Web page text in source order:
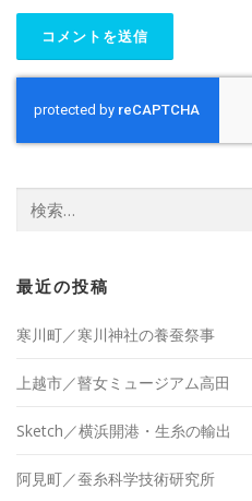
索:
最近の投稿
寒川町／寒川神社の養蚕祭事
上越市／瞽女ミュージアム高田
Sketch／横浜開港・生糸の輸出
阿見町／蚕糸科学技術研究所